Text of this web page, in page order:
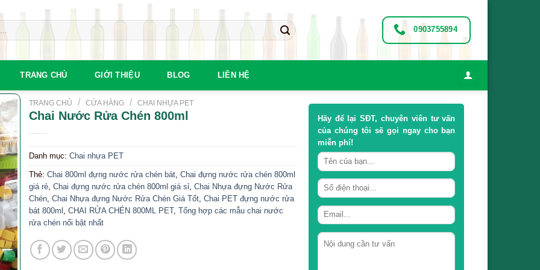
0903755894
TRANG CHỦ GIỚI THIỆU BLOG LIÊN HỆ
TRANG CHỦ / CỬA HÀNG / CHAI NHỰA PET
Chai Nước Rửa Chén 800ml
Danh mục:Chai nhựa PET
Thẻ:Chai 800ml đựng nước rửa chén bát ,Chai đựng nước rửa chén 800ml
giá rẻ ,Chai đựng nước rửa chén 800ml giá sỉ ,Chai Nhựa đựng Nước Rửa
Chén ,Chai Nhựa đựng Nước Rửa Chén Giá Tốt ,Chai PET đựng nước rửa
bát 800ml
,CHAI RỬA CHÉN 800ML PET,Tổng hợp các mẫu chai nước
rửa chén nổi bật nhất
Hãy để lại SĐT, chuyên viên tư vấn
của chúng tôi sẽ gọi ngay cho bạn
miễn phí!